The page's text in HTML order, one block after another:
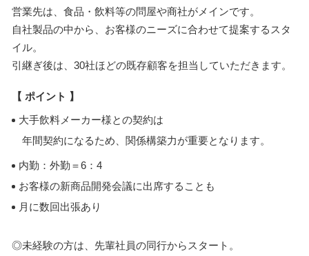
営業先は、食品・飲料等の問屋や商社がメインです。
自社製品の中から、お客様のニーズに合わせて提案するスタ
イル。
引継ぎ後は、30社ほどの既存顧客を担当していただきます。
【 ポイント 】
大手飲料メーカー様との契約は
年間契約になるため、関係構築力が重要となります。
内勤：外勤＝6：4
お客様の新商品開発会議に出席することも
月に数回出張あり
◎未経験の方は、先輩社員の同行からスタート。